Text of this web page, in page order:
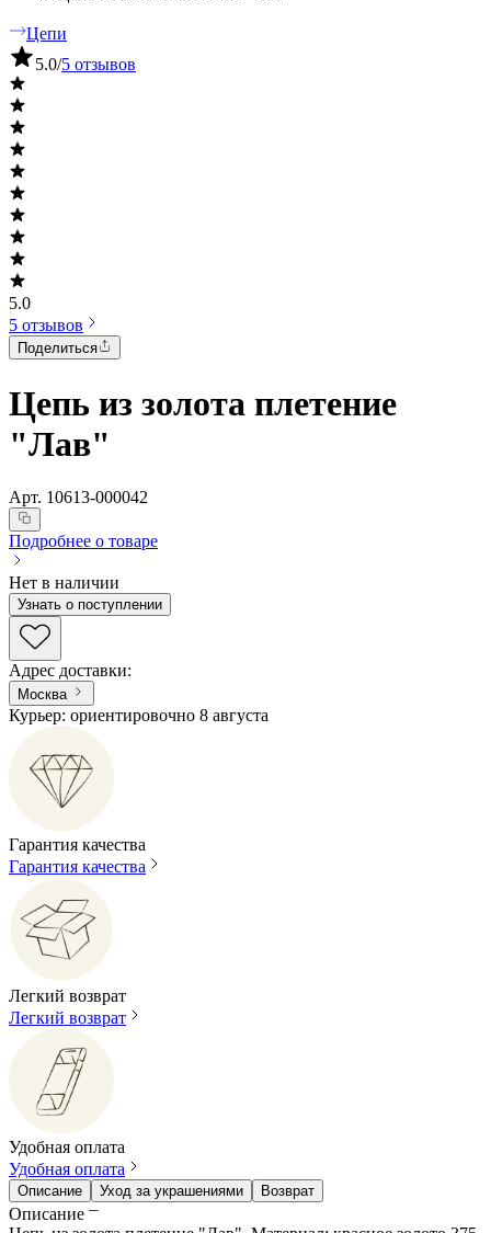
Цепи
5.0/5 отзывов
5.0
5 отзывов
Поделиться
Цепь из золота плетение
"Лав"
Арт. 10613-000042
Подробнее о товаре
Нет в наличии
Узнать о поступлении
Адрес доставки:
Москва
Курьер: ориентировочно 8 августа
Гарантия качества
Гарантия качества
Легкий возврат
Легкий возврат
Удобная оплата
Удобная оплата
Описание Уход за украшениями Возврат
Описание